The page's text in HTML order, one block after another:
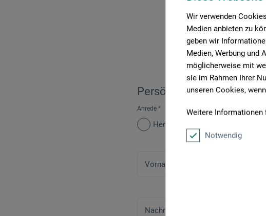
Wir verwenden
Medien anbieten zu
geben wir
Medien, Werbung und
möglicherweise mit
sie im Rahmen Ihrer
unseren Cookies,
Weitere Informationen
Notwendig
Persönliche Daten
Anrede *
Herr
Vorname
Nachname